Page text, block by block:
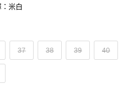
米白
37 38 39 40